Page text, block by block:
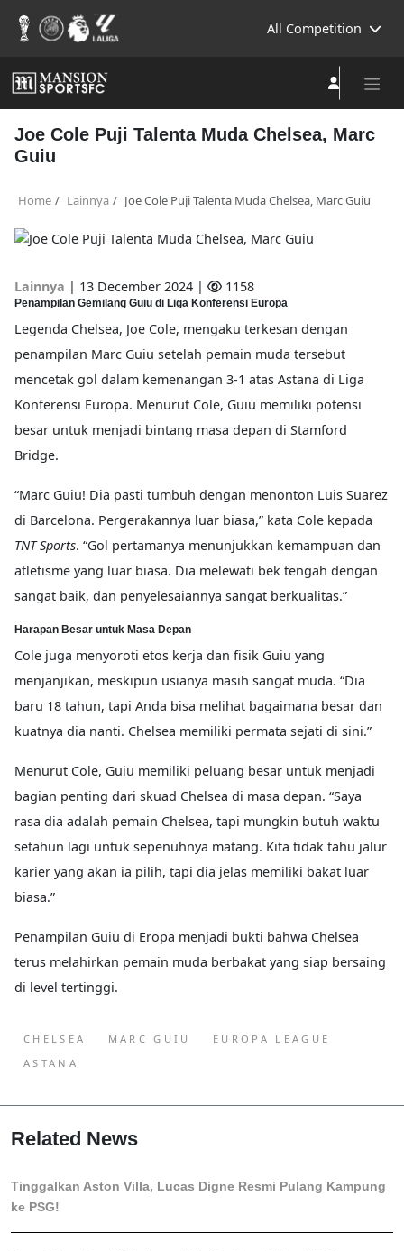
All Competition
Joe Cole Puji Talenta Muda Chelsea, Marc
Guiu
Home Lainnya Joe Cole Puji Talenta Muda Chelsea, Marc Guiu
Lainnya | 13 December 2024 | 1158
Penampilan Gemilang Guiu di Liga Konferensi Europa
Legenda Chelsea, Joe Cole, mengaku terkesan dengan
penampilan Marc Guiu setelah pemain muda tersebut
mencetak gol dalam kemenangan 3-1 atas Astana di Liga
Konferensi Europa. Menurut Cole, Guiu memiliki potensi
besar untuk menjadi bintang masa depan di Stamford
Bridge.
“Marc Guiu! Dia pasti tumbuh dengan menonton Luis Suarez
di Barcelona. Pergerakannya luar biasa,” kata Cole kepada
TNT Sports. “Gol pertamanya menunjukkan kemampuan dan
atletisme yang luar biasa. Dia melewati bek tengah dengan
sangat baik, dan penyelesaiannya sangat berkualitas.”
Harapan Besar untuk Masa Depan
Cole juga menyoroti etos kerja dan fisik Guiu yang
menjanjikan, meskipun usianya masih sangat muda. “Dia
baru 18 tahun, tapi Anda bisa melihat bagaimana besar dan
kuatnya dia nanti. Chelsea memiliki permata sejati di sini.”
Menurut Cole, Guiu memiliki peluang besar untuk menjadi
bagian penting dari skuad Chelsea di masa depan. “Saya
rasa dia adalah pemain Chelsea, tapi mungkin butuh waktu
setahun lagi untuk sepenuhnya matang. Kita tidak tahu jalur
karier yang akan ia pilih, tapi dia jelas memiliki bakat luar
biasa.”
Penampilan Guiu di Eropa menjadi bukti bahwa Chelsea
terus melahirkan pemain muda berbakat yang siap bersaing
di level tertinggi.
CHELSEA MARC GUIU
EUROPA LEAGUE
ASTANA
Related News
Tinggalkan Aston Villa, Lucas Digne Resmi Pulang Kampung
ke PSG!